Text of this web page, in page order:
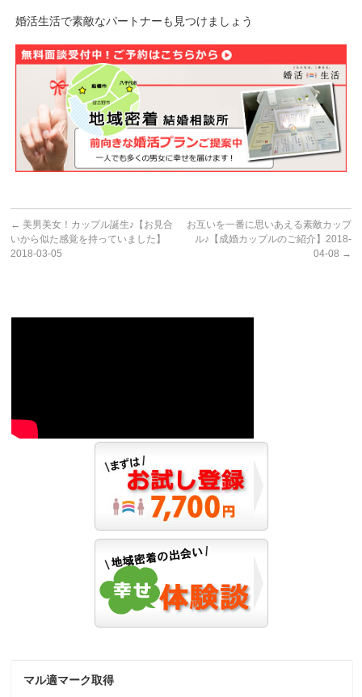
婚活生活で素敵なパートナーも見つけましょう
← 美男美女！カップル誕生♪【お見合
いから似た感覚を持っていました】
2018-03-05
お互いを一番に思いあえる素敵カップ
ル♪【成婚カップルのご紹介】2018-
04-08 →
マル適マーク取得